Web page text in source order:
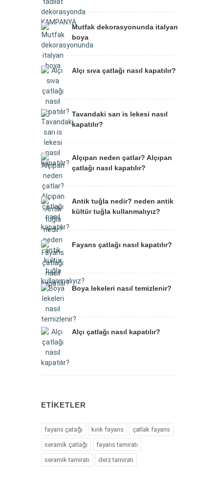
Mutfak dekorasyonunda italyan
boya
Alçı sıva çatlağı nasıl kapatılır?
Tavandaki sarı is lekesi nasıl
kapatılır?
Alçıpan neden çatlar? Alçıpan
çatlağı nasıl kapatılır?
Antik tuğla nedir? neden antik
kültür tuğla kullanmalıyız?
Fayans çatlağı nasıl kapatılır?
Boya lekeleri nasıl temizlenir?
Alçı çatlağı nasıl kapatılır?
ETIKETLER
fayans çatağı kırık fayans çatlak fayans
seramik çatlağı fayans tamiratı
seramik tamiratı derz tamiratı